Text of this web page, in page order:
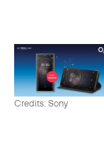
Credits: Sony